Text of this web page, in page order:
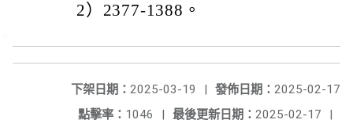
2）2377-1388。
發佈日期： 2025-02-17
下架日期： 2025-03-19
|
最後更新日期： 2025-02-17 |
點擊率： 1046 |